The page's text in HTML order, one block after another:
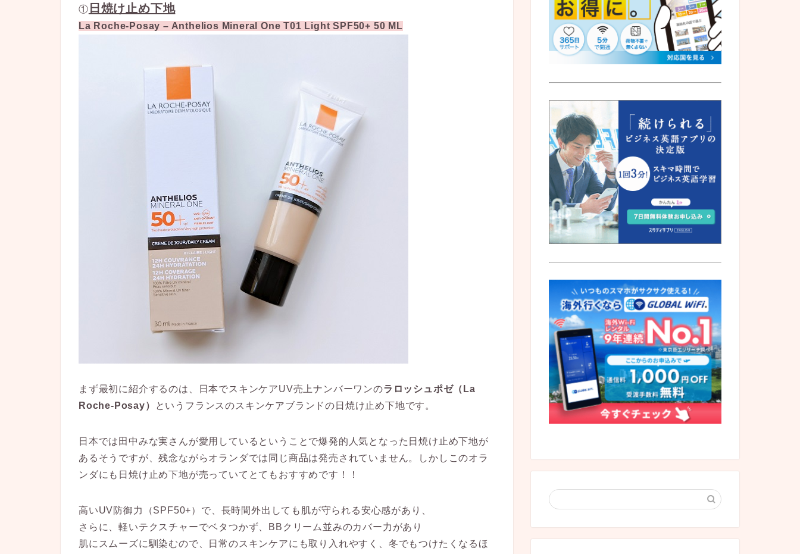
① 日焼け止め下地
La Roche-Posay – Anthelios Mineral One T01 Light SPF50+ 50 ML
まず最初に紹介するのは、日本でスキンケアUV売上ナンバーワンのラロッシュポゼ（La
Roche-Posay）
というフランスのスキンケアブランドの日焼け止め下地です。
日本では田中みな実さんが愛用しているということで爆発的人気となった日焼け止め下地が
あるそうですが、残念ながらオランダでは同じ商品は発売されていません。しかしこのオラ
ンダにも日焼け止め下地が売っていてとてもおすすめです！！
高いUV防御力（SPF50+）で、長時間外出しても肌が守られる安心感があり、
さらに、軽いテクスチャーでベタつかず、BBクリーム並みのカバー力があり
肌にスムーズに馴染むので、日常のスキンケアにも取り入れやすく、冬でもつけたくなるほ